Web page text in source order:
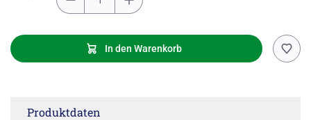
In den Warenkorb
Produktdaten